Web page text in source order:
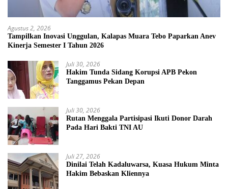
Agustus 2, 2026
Tampilkan Inovasi Unggulan, Kalapas Muara Tebo Paparkan Anev
Kinerja Semester I Tahun 2026
Juli 30, 2026
Hakim Tunda Sidang Korupsi APB Pekon
Tanggamus Pekan Depan
Juli 30, 2026
Rutan Menggala Partisipasi Ikuti Donor Darah
Pada Hari Bakti TNI AU
Juli 27, 2026
Dinilai Telah Kadaluwarsa, Kuasa Hukum Minta
Hakim Bebaskan Kliennya